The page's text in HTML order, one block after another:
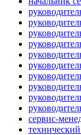
сервис-